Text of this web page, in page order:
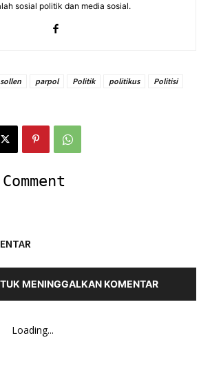
sosial politik dan media sosial.
parpol Politik politikus
Politisi
MENINGGALKAN KOMENTAR
Loading...